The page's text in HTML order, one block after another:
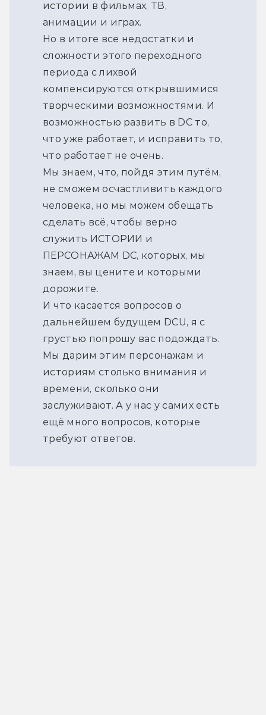
истории в фильмах, ТВ,
анимации и играх.
Но в итоге все недостатки и
сложности этого переходного
периода с лихвой
компенсируются открывшимися
творческими возможностями. И
возможностью развить в DC то,
что уже работает, и исправить то,
что работает не очень.
Мы знаем, что, пойдя этим путём,
не сможем осчастливить каждого
человека, но мы можем обещать
сделать всё, чтобы верно
служить ИСТОРИИ и
ПЕРСОНАЖАМ DC, которых, мы
знаем, вы цените и которыми
дорожите.
И что касается вопросов о
дальнейшем будущем DCU, я с
грустью попрошу вас подождать.
Мы дарим этим персонажам и
историям столько внимания и
времени, сколько они
заслуживают. А у нас у самих есть
ещё много вопросов, которые
требуют ответов.